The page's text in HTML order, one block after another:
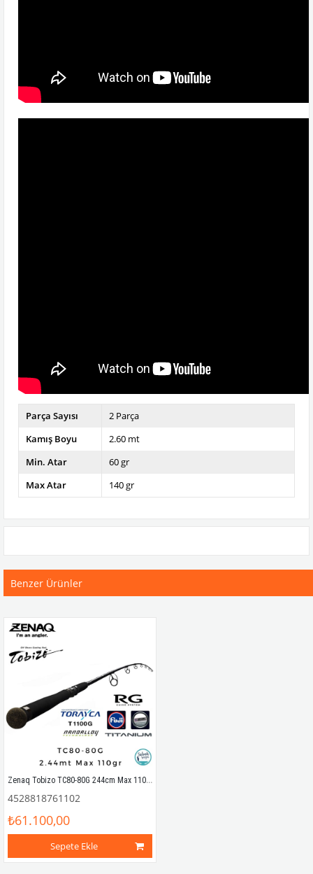
Parça Sayısı
2 Parça
Kamış Boyu
2.60 mt
Min. Atar
60 gr
Max Atar
140 gr
Benzer Ürünler
Zenaq Tobizo TC80-80G 244cm Max 110gr Offshore Casting Popping Kamış
4528818761102
₺61.100,00
Sepete Ekle